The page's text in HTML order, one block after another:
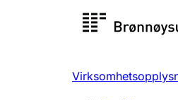
Registersøk